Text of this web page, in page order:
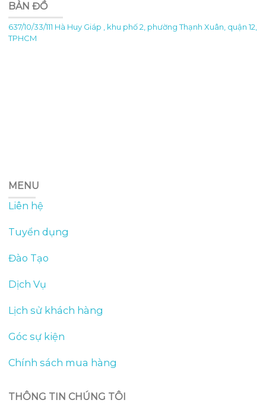
BẢN ĐỒ
637/10/33/111 Hà Huy Giáp , khu phố 2, phường Thạnh Xuân, quận 12,
TPHCM
MENU
Liên hệ
Tuyển dụng
Đào Tạo
Dịch Vụ
Lịch sử khách hàng
Góc sự kiện
Chính sách mua hàng
THÔNG TIN CHÚNG TÔI